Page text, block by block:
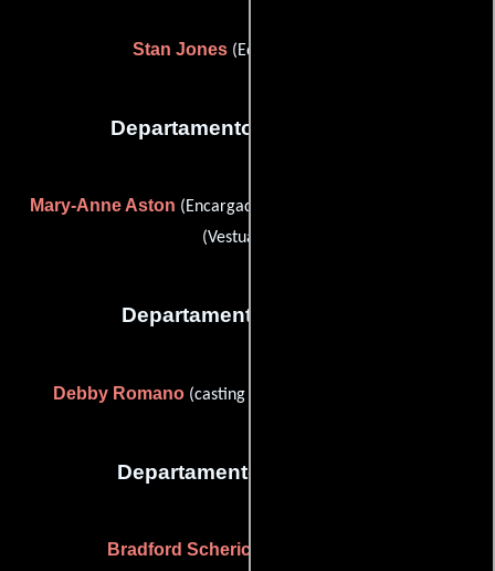
Stan Jones(Editor de música)
Departamento de vestuario
Mary-Anne Aston (Encargada del vestuario) y
(Vestuarista)
Departamento de reparto
Debby Romano (casting assistant (as Debby Gross))
Departamento de editorial
Bradford Scherick